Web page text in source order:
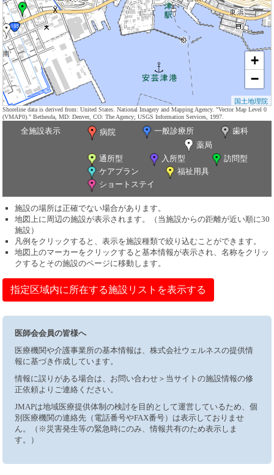
+
−
国土地理院
Shoreline data is derived from: United States. National Imagery and Mapping Agency. "Vector Map Level 0
(VMAP0)." Bethesda, MD: Denver, CO: The Agency; USGS Information Services, 1997.
全施設表示 病院 一般診療所
歯科
薬局
通所型
入所型
訪問型
ケアプラン
福祉用具
ショートステイ
施設の場所は正確でない場合があります。
地図上に周辺の施設が表示されます。（当施設からの距離が近い順に30
施設）
凡例をクリックすると、表示を施設種類で絞り込むことができます。
地図上のマーカーをクリックすると基本情報が表示され、名称をクリッ
クするとその施設のページに移動します。
指定区域内に所在する施設リストを表示する
医師会会員の皆様へ
医療機関や介護事業所の基本情報は、株式会社ウェルネスの提供情
報に基づき作成しています。
情報に誤りがある場合は、お問い合わせ＞当サイトの施設情報の修
正依頼よりご連絡ください。
JMAPは地域医療提供体制の検討を目的として運営しているため、個
別医療機関の連絡先（電話番号やFAX番号）は表示しておりませ
ん。（※災害発生等の緊急時にのみ、情報共有のため表示しま
す。）